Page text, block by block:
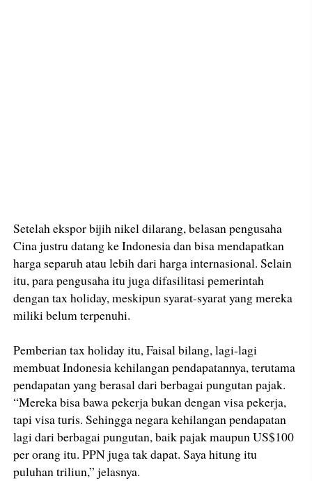
Setelah ekspor bijih nikel dilarang, belasan pengusaha
Cina justru datang ke Indonesia dan bisa mendapatkan
harga separuh atau lebih dari harga internasional. Selain
itu, para pengusaha itu juga difasilitasi pemerintah
dengan tax holiday, meskipun syarat-syarat yang mereka
miliki belum terpenuhi.
Pemberian tax holiday itu, Faisal bilang, lagi-lagi
membuat Indonesia kehilangan pendapatannya, terutama
pendapatan yang berasal dari berbagai pungutan pajak.
“Mereka bisa bawa pekerja bukan dengan visa pekerja,
tapi visa turis. Sehingga negara kehilangan pendapatan
lagi dari berbagai pungutan, baik pajak maupun US$100
per orang itu. PPN juga tak dapat. Saya hitung itu
puluhan triliun,” jelasnya.